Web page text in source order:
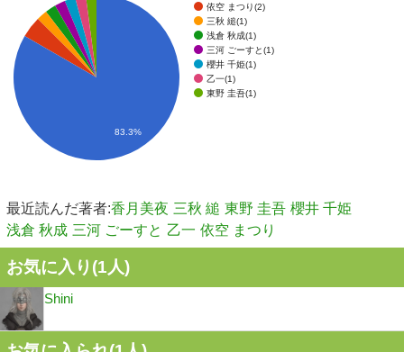
依空 まつり(2)
三秋 縋(1)
浅倉 秋成(1)
三河 ごーすと(1)
櫻井 千姫(1)
乙一(1)
東野 圭吾(1)
83.3%
最近読んだ著者:香月美夜 三秋 縋 東野 圭吾 櫻井 千姫
浅倉 秋成 三河 ごーすと 乙一 依空 まつり
お気に入り(1人)
Shini